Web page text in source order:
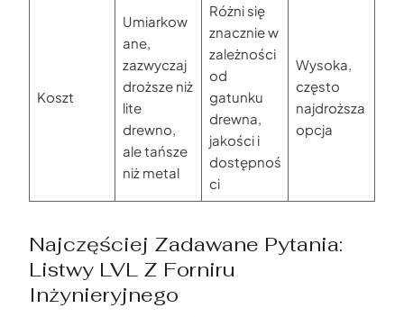
Koszt
Umiarkow
ane,
zazwyczaj
droższe niż
lite
drewno,
ale tańsze
niż metal
Różni się
znacznie w
zależności
od
gatunku
drewna,
jakości i
dostępnoś
ci
Wysoka,
często
najdroższa
opcja
Najczęściej Zadawane Pytania:
Listwy LVL Z Forniru
Inżynieryjnego